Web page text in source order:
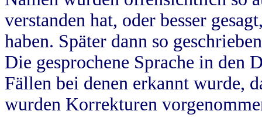
verstanden hat, oder besser
haben. Später dann so
Die gesprochene Sprache in
Fällen bei denen erkannt wurde,
wurden Korrekturen